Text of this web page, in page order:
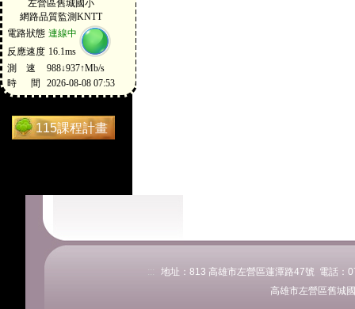
115課程計畫
:::
地址：813 高雄市左營區蓮潭路47號 電話
高雄市左營區舊城